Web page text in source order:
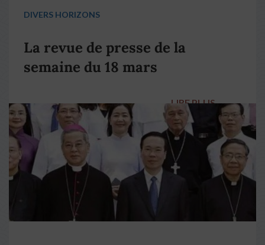
DIVERS HORIZONS
La revue de presse de la
semaine du 18 mars
LIRE PLUS →